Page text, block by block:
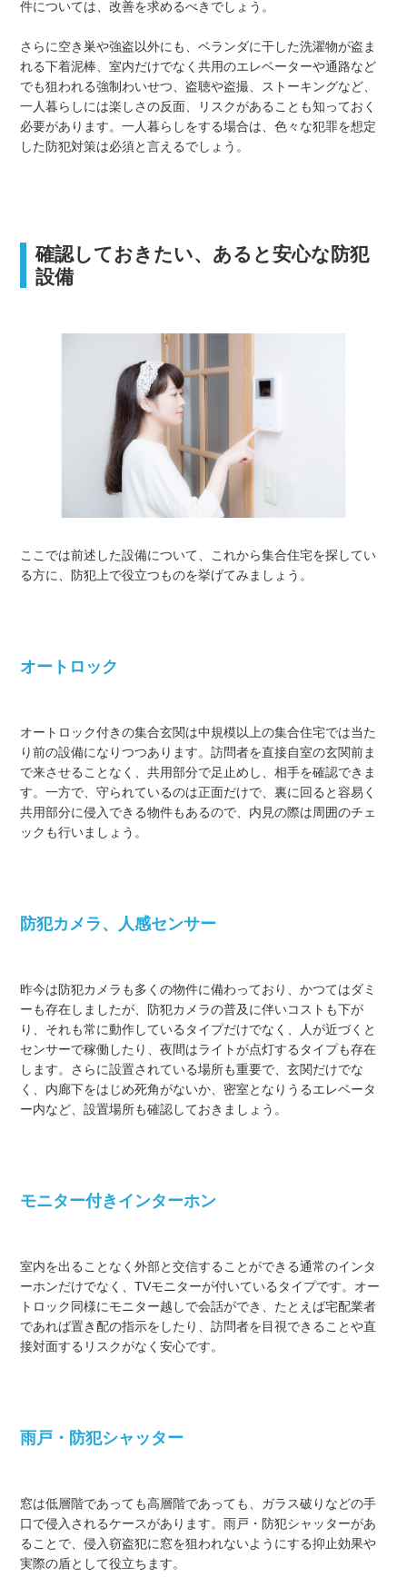
件については、改善を求めるべきでしょう。
さらに空き巣や強盗以外にも、ベランダに干した洗濯物が盗ま
れる下着泥棒、室内だけでなく共用のエレベーターや通路など
でも狙われる強制わいせつ、盗聴や盗撮、ストーキングなど、
一人暮らしには楽しさの反面、リスクがあることも知っておく
必要があります。一人暮らしをする場合は、色々な犯罪を想定
した防犯対策は必須と言えるでしょう。
確認しておきたい、あると安心な防犯
設備
ここでは前述した設備について、これから集合住宅を探してい
る方に、防犯上で役立つものを挙げてみましょう。
オートロック
オートロック付きの集合玄関は中規模以上の集合住宅では当た
り前の設備になりつつあります。訪問者を直接自室の玄関前ま
で来させることなく、共用部分で足止めし、相手を確認できま
す。一方で、守られているのは正面だけで、裏に回ると容易く
共用部分に侵入できる物件もあるので、内見の際は周囲のチェ
ックも行いましょう。
防犯カメラ、人感センサー
昨今は防犯カメラも多くの物件に備わっており、かつてはダミ
ーも存在しましたが、防犯カメラの普及に伴いコストも下が
り、それも常に動作しているタイプだけでなく、人が近づくと
センサーで稼働したり、夜間はライトが点灯するタイプも存在
します。さらに設置されている場所も重要で、玄関だけでな
く、内廊下をはじめ死角がないか、密室となりうるエレベータ
ー内など、設置場所も確認しておきましょう。
モニター付きインターホン
室内を出ることなく外部と交信することができる通常のインタ
ーホンだけでなく、TVモニターが付いているタイプです。オー
トロック同様にモニター越しで会話ができ、たとえば宅配業者
であれば置き配の指示をしたり、訪問者を目視できることや直
接対面するリスクがなく安心です。
雨戸・防犯シャッター
窓は低層階であっても高層階であっても、ガラス破りなどの手
口で侵入されるケースがあります。雨戸・防犯シャッターがあ
ることで、侵入窃盗犯に窓を狙われないようにする抑止効果や
実際の盾として役立ちます。